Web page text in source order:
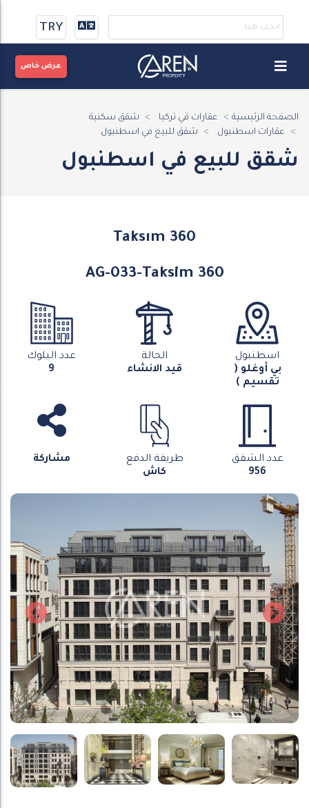
TRY
عرض خاص
الصفحة الرئيسية عقارات في تركيا
شقق سكنية
عقارات اسطنبول
شقق للبيع في اسطنبول
شقق للبيع في اسطنبول
Taksım 360
AG-033-Taksim 360
اسطنبول
بي أوغلو (
تقسيم )
الحالة
قيد الانشاء
عدد البلوك
9
عدد الشقق
956
طريقة الدفع
كاش
مشاركة